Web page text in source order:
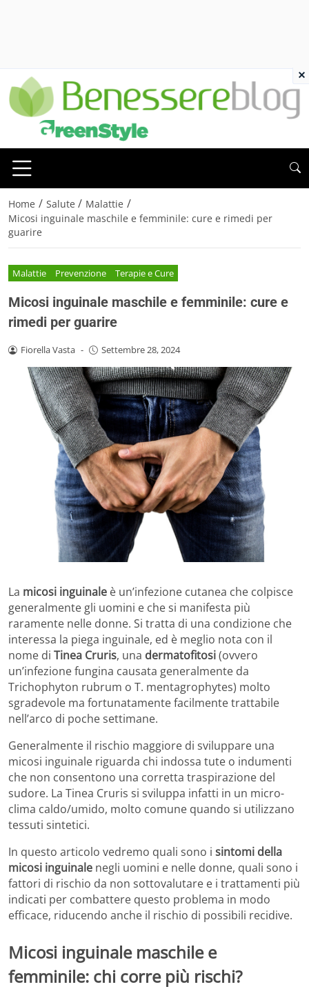
Home / Salute / Malattie /
Micosi inguinale maschile e femminile: cure e rimedi per
guarire
Malattie Prevenzione Terapie e Cure
Micosi inguinale maschile e femminile: cure e
rimedi per guarire
Fiorella Vasta - Settembre 28, 2024
La micosi inguinale è un’infezione cutanea che colpisce
generalmente gli uomini e che si manifesta più
raramente nelle donne. Si tratta di una condizione che
interessa la piega inguinale, ed è meglio nota con il
nome di Tinea Cruris, una dermatofitosi(ovvero
un’infezione fungina causata generalmente da
Trichophyton rubrum o T. mentagrophytes) molto
sgradevole ma fortunatamente facilmente trattabile
nell’arco di poche settimane.
Generalmente il rischio maggiore di sviluppare una
micosi inguinale riguarda chi indossa tute o indumenti
che non consentono una corretta traspirazione del
sudore. La Tinea Cruris si sviluppa infatti in un micro-
clima caldo/umido, molto comune quando si utilizzano
tessuti sintetici.
In questo articolo vedremo quali sono i sintomi della
micosi inguinale negli uomini e nelle donne, quali sono i
fattori di rischio da non sottovalutare e i trattamenti più
indicati per combattere questo problema in modo
efficace, riducendo anche il rischio di possibili recidive.
Micosi inguinale maschile e
femminile: chi corre più rischi?
×